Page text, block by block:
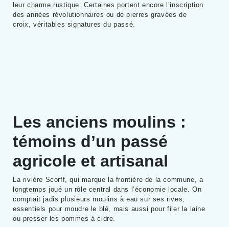
leur charme rustique. Certaines portent encore l’inscription
des années révolutionnaires ou de pierres gravées de
croix, véritables signatures du passé.
Les anciens moulins :
témoins d’un passé
agricole et artisanal
La rivière Scorff, qui marque la frontière de la commune, a
longtemps joué un rôle central dans l’économie locale. On
comptait jadis plusieurs moulins à eau sur ses rives,
essentiels pour moudre le blé, mais aussi pour filer la laine
ou presser les pommes à cidre.